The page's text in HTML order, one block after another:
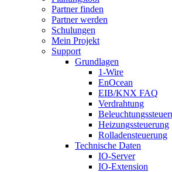
Partner finden
Partner werden
Schulungen
Mein Projekt
Support
Grundlagen
1-Wire
EnOcean
EIB/KNX FAQ
Verdrahtung
Heizungssteuerung
Rolladensteuerung
Technische Daten
IO-Server
IO-Extension